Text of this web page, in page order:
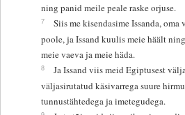
ning panid meile peale raske orjuse.
7
Siis me kisendasime Issanda, oma
poole, ja Issand kuulis meie häält
meie vaeva ja meie häda.
8
Ja Issand viis meid Egiptusest
väljasirutatud käsivarrega suure
tunnustähtedega ja imetegudega.